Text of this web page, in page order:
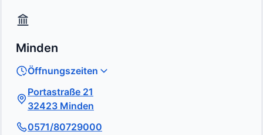
Minden
Öffnungszeiten
Portastraße 21
32423 Minden
0571/80729000